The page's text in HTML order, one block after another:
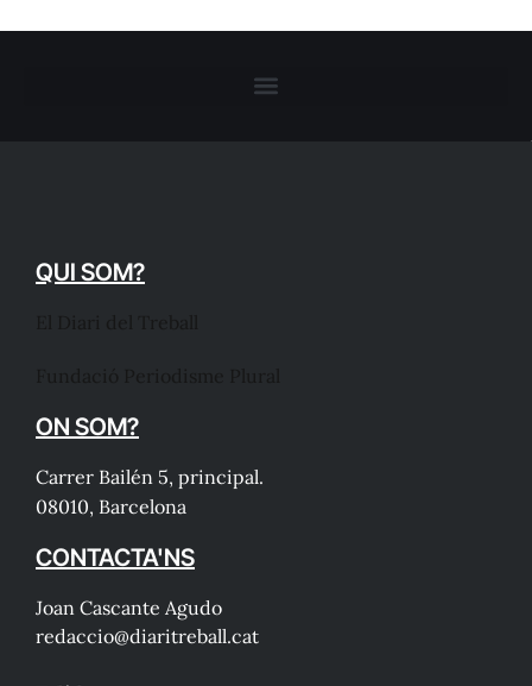
QUI SOM?
ON SOM?
Carrer Bailén 5, principal.
08010, Barcelona
CONTACTA'NS
Joan Cascante Agudo
redaccio@diaritreball.cat